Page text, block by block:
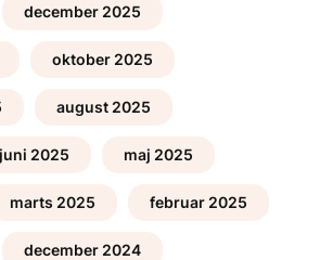
december 2025
oktober 2025
august 2025
juni 2025 maj 2025
marts 2025 februar 2025
december 2024